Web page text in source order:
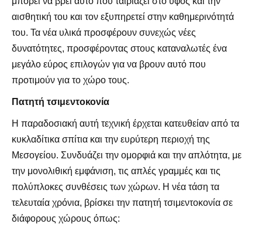
αισθητική του και τον εξυπηρετεί στην καθημερινότητά
του. Τα νέα υλικά προσφέρουν συνεχώς νέες
δυνατότητες, προσφέροντας στους καταναλωτές ένα
μεγάλο εύρος επιλογών για να βρουν αυτό που
προτιμούν για το χώρο τους.
Πατητή τσιμεντοκονία
Η παραδοσιακή αυτή τεχνική έρχεται κατευθείαν από τα
κυκλαδίτικα σπίτια και την ευρύτερη περιοχή της
Μεσογείου. Συνδυάζει την ομορφιά και την απλότητα, με
την μονολιθική εμφάνιση, τις απλές γραμμές και τις
πολύπλοκες συνθέσεις των χώρων. Η νέα τάση τα
τελευταία χρόνια, βρίσκει την πατητή τσιμεντοκονία σε
διάφορους χώρους όπως: